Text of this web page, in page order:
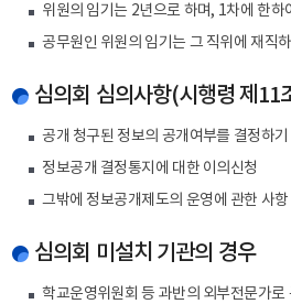
위원의 임기는 2년으로 하며, 1차에 한하
공무원인 위원의 임기는 그 직위에 재직
심의회 심의사항(시행령 제11
공개 청구된 정보의 공개여부를 결정하
정보공개 결정통지에 대한 이의신청
그밖에 정보공개제도의 운영에 관한 사항
심의회 미설치 기관의 경우
학교운영위원회 등 과반의 외부전문가